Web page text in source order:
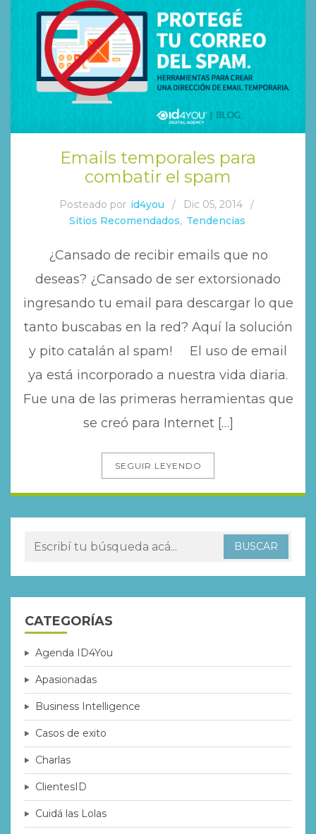
Emails temporales para
combatir el spam
Posteado por id4you / Dic 05, 2014
/
Sitios Recomendados, Tendencias
¿Cansado de recibir emails que no
deseas? ¿Cansado de ser extorsionado
ingresando tu email para descargar lo que
tanto buscabas en la red? Aquí la solución
y pito catalán al spam! El uso de email
ya está incorporado a nuestra vida diaria.
Fue una de las primeras herramientas que
se creó para Internet […]
SEGUIR LEYENDO
CATEGORÍAS
Agenda ID4You
Apasionadas
Business Intelligence
Casos de exito
Charlas
ClientesID
Cuidá las Lolas